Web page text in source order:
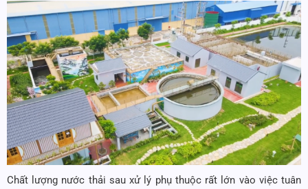
Chất lượng nước thải sau xử lý phụ thuộc rất lớn vào việc tuân